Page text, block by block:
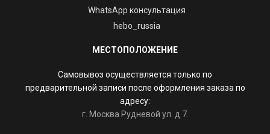
WhatsApp консультация
hebo_russia
МЕСТОПОЛОЖЕНИЕ
Самовывоз осуществляется только по
предварительной записи после оформления заказа по
адресу:
г. Москва Рудневой ул. д 7.